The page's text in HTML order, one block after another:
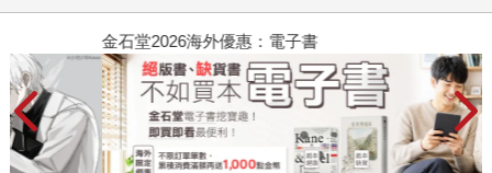
金石堂2026海外優惠：電子書